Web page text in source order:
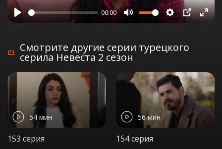
Play
00:00
Mute Settings
Смотрите другие серии турецкого
серила Невеста 2 сезон
54 мин
153 серия
56 мин
154 серия